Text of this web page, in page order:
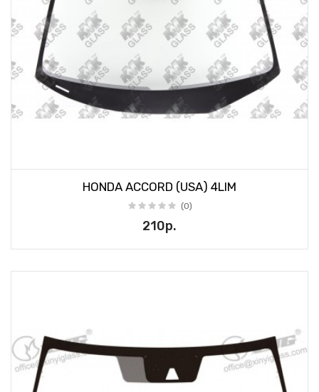
HONDA ACCORD (USA) 4LIM
(0)
210р.